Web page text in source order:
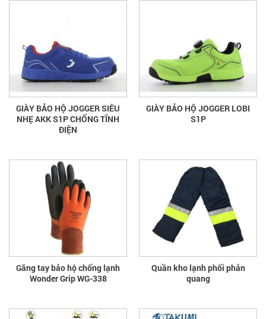
GIÀY BẢO HỘ JOGGER SIÊU
NHẸ AKK S1P CHỐNG TĨNH
ĐIỆN
GIÀY BẢO HỘ JOGGER LOBI
S1P
Găng tay bảo hộ chống lạnh
Wonder Grip WG-338
Quần kho lạnh phối phản
quang